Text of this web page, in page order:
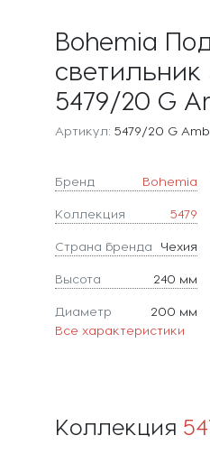
Bohemia
светильник
5479/20 G
Артикул: 5479/20 G
Бренд Bohemia
Коллекция 5479
Страна бренда Чехия
Высота 240 мм
Диаметр 200 мм
Все характеристики
Коллекция